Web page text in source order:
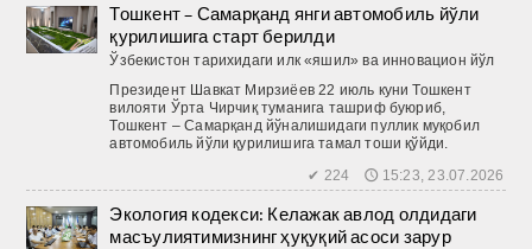
Тошкент – Самарқанд янги автомобиль йўли
қурилишига старт берилди
Ўзбекистон тарихидаги илк «яшил» ва инновацион йўл
Президент Шавкат Мирзиёев 22 июль куни Тошкент
вилояти Ўрта Чирчиқ туманига ташриф буюриб,
Тошкент – Самарқанд йўналишидаги пуллик муқобил
автомобиль йўли қурилишига тамал тоши қўйди.
✔ 224 🕔 15:23, 23.07.2026
Экология кодекси: Келажак авлод олдидаги
масъулиятимизнинг ҳуқуқий асоси зарур